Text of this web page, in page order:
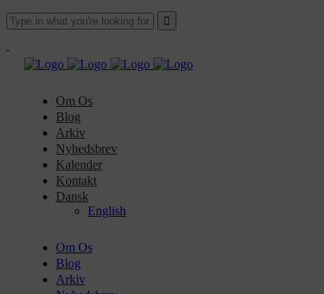
Om Os
Blog
Arkiv
Nyhedsbrev
Kalender
Kontakt
Dansk
English
Om Os
Blog
Arkiv